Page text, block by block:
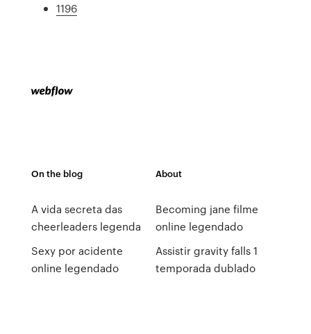
1196
On the blog
A vida secreta das
cheerleaders legenda
Sexy por acidente
online legendado
About
Becoming jane filme
online legendado
Assistir gravity falls 1
temporada dublado